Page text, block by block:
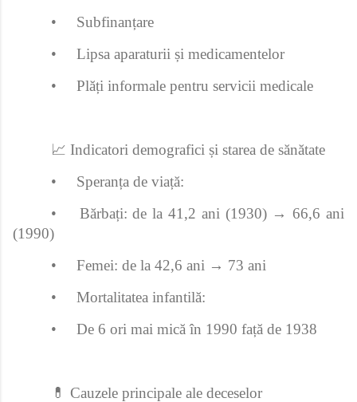
•
Subfinanțare
•
Lipsa aparaturii și medicamentelor
•
Plăți informale pentru servicii medicale
📈 Indicatori demografici și starea de sănătate
•
Speranța de viață:
•
Bărbați: de la 41,2 ani (1930) → 66,6 ani
(1990)
•
Femei: de la 42,6 ani → 73 ani
•
Mortalitatea infantilă:
•
De 6 ori mai mică în 1990 față de 1938
💊 Cauzele principale ale deceselor